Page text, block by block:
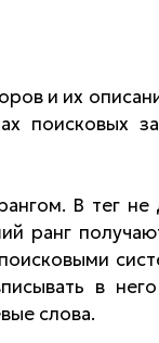
и их
поисковых
В тег
ранг
в
слова.